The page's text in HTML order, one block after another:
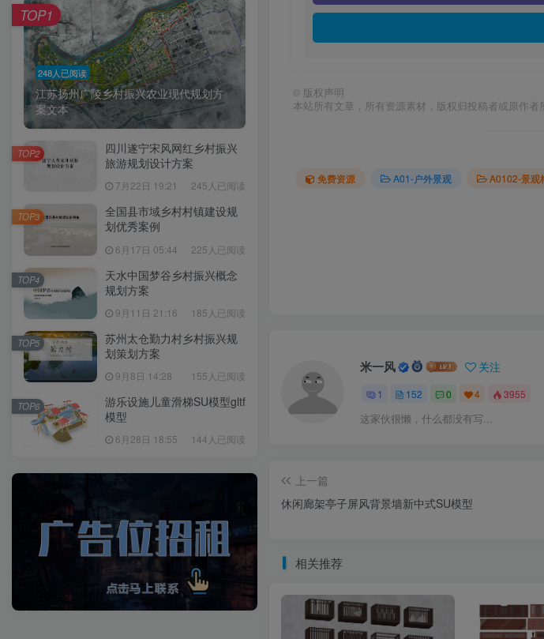
© 版权声明
本站所有文章，所有资源素材，版权归投稿者或原作
免费资源 A01-户外景观 A0102-景观
米一风 关注
1 152 0 4 3955
这家伙很懒，什么都没有写...
上一篇
休闲廊架亭子屏风背景墙新中式SU模型
相关推荐
248人已阅读
江苏扬州广陵乡村振兴农业现代规划方
案文本
TOP1
四川遂宁宋风网红乡村振兴
旅游规划设计方案
7月22日 19:21 245人已阅读
TOP2
全国县市域乡村村镇建设规
划优秀案例
6月17日 05:44 225人已阅读
TOP3
天水中国梦谷乡村振兴概念
规划方案
9月11日 21:16 185人已阅读
TOP4
苏州太仓勤力村乡村振兴规
划策划方案
9月8日 14:28 155人已阅读
TOP5
游乐设施儿童滑梯SU模型gltf
模型
6月28日 18:55 144人已阅读
TOP6